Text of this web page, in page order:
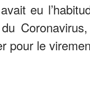
eu
pour le